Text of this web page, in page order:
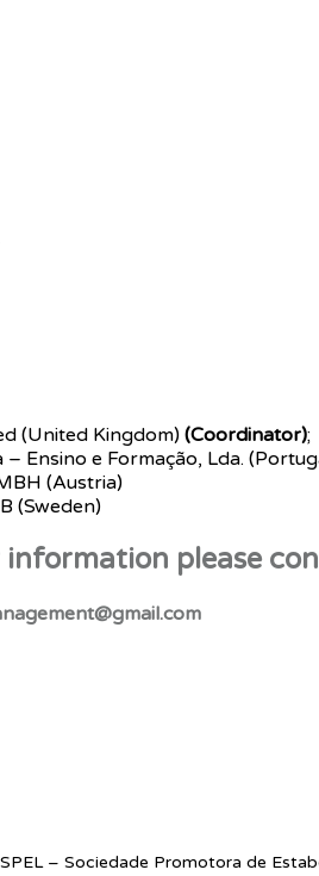
(United Kingdom)(Coordinator);
– Ensino e Formação, Lda.
(Austria)
(Sweden)
please
– Sociedade Promotora de